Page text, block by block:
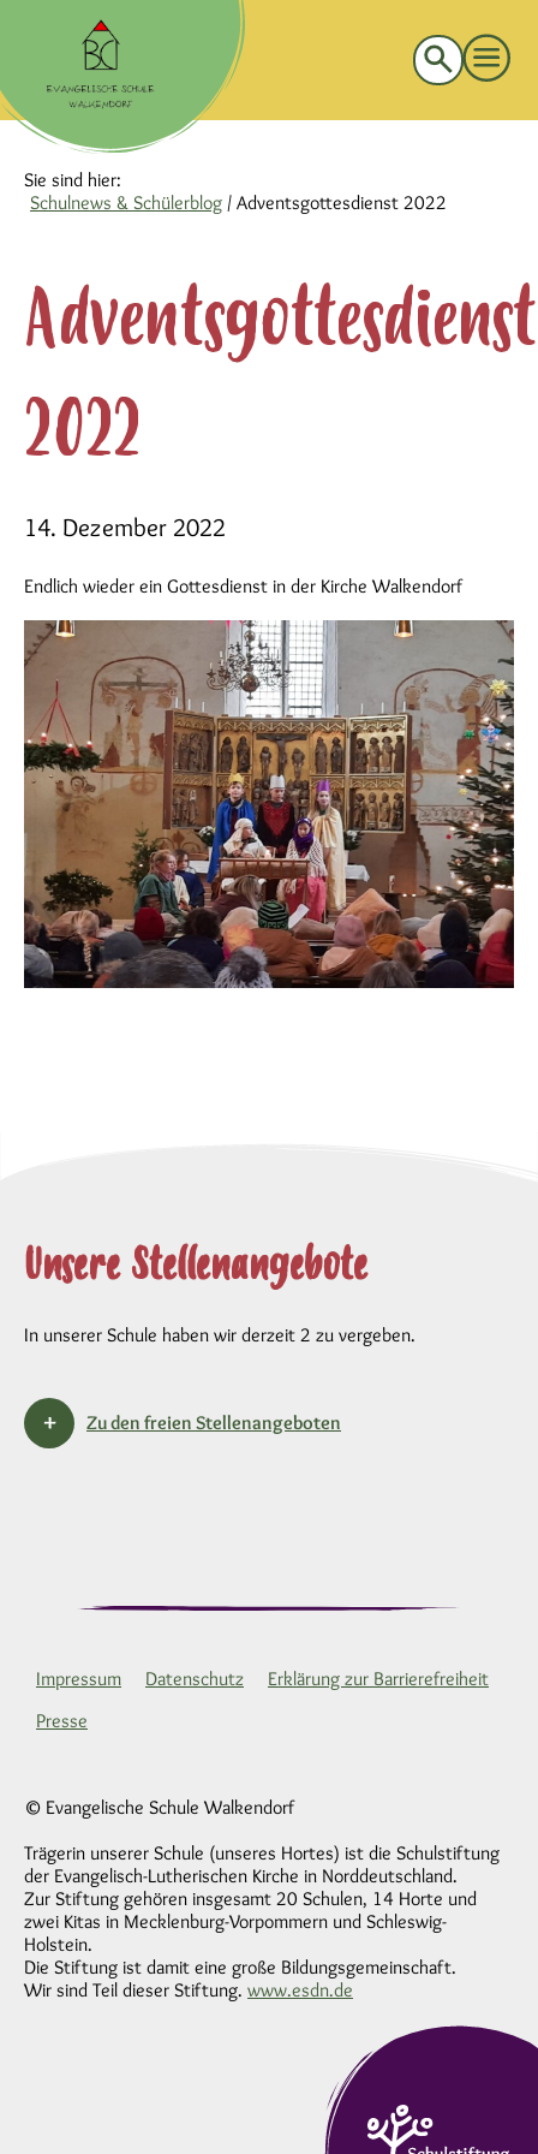
Suche
nach:
Sie sind hier:
Schulnews & Schülerblog / Adventsgottesdienst 2022
Adventsgottesdienst
2022
14. Dezember 2022
Endlich wieder ein Gottesdienst in der Kirche Walkendorf
Unsere Stellenangebote
In unserer Schule haben wir derzeit 2 zu vergeben.
Zu den freien Stellenangeboten
© Evangelische Schule Walkendorf
Trägerin unserer Schule (unseres Hortes) ist die Schulstiftung
der Evangelisch-Lutherischen Kirche in Norddeutschland.
Zur Stiftung gehören insgesamt 20 Schulen, 14 Horte und
zwei Kitas in Mecklenburg-Vorpommern und Schleswig-
Holstein.
Die Stiftung ist damit eine große Bildungsgemeinschaft.
Wir sind Teil dieser Stiftung. www.esdn.de
Impressum Datenschutz
Erklärung zur Barrierefreiheit
Presse